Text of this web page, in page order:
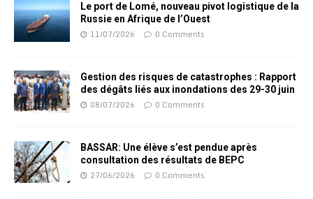
Le port de Lomé, nouveau pivot logistique de la
Russie en Afrique de l’Ouest
11/07/2026 0 Comments
Gestion des risques de catastrophes : Rapport
des dégâts liés aux inondations des 29-30 juin
08/07/2026 0 Comments
BASSAR: Une élève s’est pendue après
consultation des résultats de BEPC
27/06/2026 0 Comments